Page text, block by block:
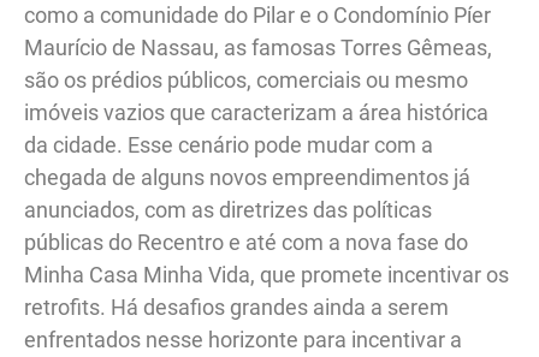
como a comunidade do Pilar e o Condomínio Píer
Maurício de Nassau, as famosas Torres Gêmeas,
são os prédios públicos, comerciais ou mesmo
imóveis vazios que caracterizam a área histórica
da cidade. Esse cenário pode mudar com a
chegada de alguns novos empreendimentos já
anunciados, com as diretrizes das políticas
públicas do Recentro e até com a nova fase do
Minha Casa Minha Vida, que promete incentivar os
retrofits. Há desafios grandes ainda a serem
enfrentados nesse horizonte para incentivar a